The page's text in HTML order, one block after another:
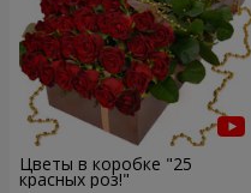
Цветы в коробке "25
красных роз!"